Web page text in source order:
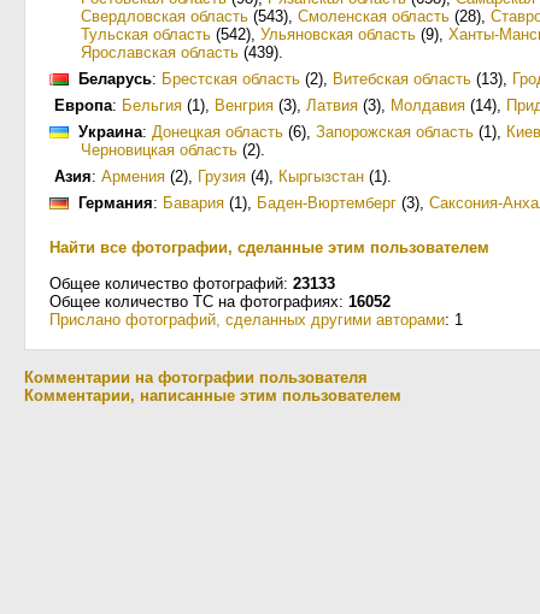
Свердловская область (543), Смоленская область (28),
Тульская область (542), Ульяновская область (9), Ханты-
Ярославская область (439).
Беларусь: Брестская область (2), Витебская область (13),
Европа: Бельгия (1), Венгрия (3), Латвия (3), Молдавия (14),
Украина: Донецкая область (6), Запорожская область (1),
Черновицкая область (2).
Азия: Армения (2), Грузия (4), Кыргызстан (1).
Германия: Бавария (1), Баден-Вюртемберг (3), Саксония-
Найти все фотографии, сделанные этим пользователем
Общее количество фотографий: 23133
Общее количество ТС на фотографиях: 16052
Прислано фотографий, сделанных другими авторами: 1
Комментарии на фотографии пользователя
Комментарии, написанные этим пользователем